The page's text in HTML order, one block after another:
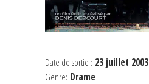
Date de sortie : 23 juillet 2003
Genre: Drame